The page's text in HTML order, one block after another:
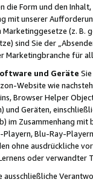
die Form und den
mit unserer
(z. B.
sind Sie der
Marketingbranche für
und Geräte
Website wie
Browser Helper
und Geräten,
im Zusammenhang
Blu-Ray-
ohne ausdrückliche
oder
ausschließliche